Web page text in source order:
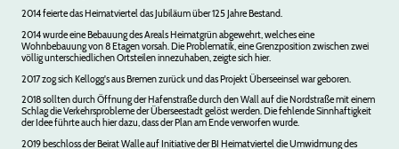
2014 feierte das Heimatviertel das Jubiläum über 125 Jahre Bestand.
2014 wurde eine Bebauung des Areals Heimatgrün abgewehrt, welches eine
Wohnbebauung von 8 Etagen vorsah. Die Problematik, eine Grenzposition zwischen zwei
völlig unterschiedlichen Ortsteilen innezuhaben, zeigte sich hier.
2017 zog sich Kellogg's aus Bremen zurück und das Projekt Überseeinsel war geboren.
2018 sollten durch Öffnung der Hafenstraße durch den Wall auf die Nordstraße mit einem
Schlag die Verkehrsprobleme der Überseestadt gelöst werden. Die fehlende Sinnhaftigkeit
der Idee führte auch hier dazu, dass der Plan am Ende verworfen wurde.
2019 beschloss der Beirat Walle auf Initiative der BI Heimatviertel die Umwidmung des